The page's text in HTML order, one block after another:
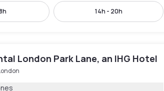
14h - 20h
London Park Lane, an IHG Hotel